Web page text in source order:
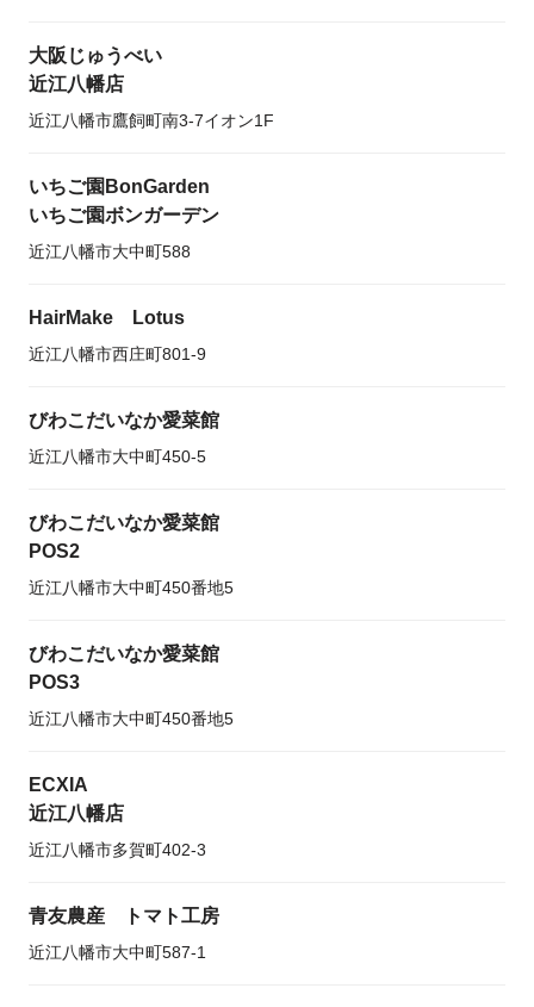
大阪じゅうべい
近江八幡店
近江八幡市鷹飼町南3-7イオン1F
いちご園BonGarden
いちご園ボンガーデン
近江八幡市大中町588
HairMake Lotus
近江八幡市西庄町801-9
びわこだいなか愛菜館
近江八幡市大中町450-5
びわこだいなか愛菜館
POS2
近江八幡市大中町450番地5
びわこだいなか愛菜館
POS3
近江八幡市大中町450番地5
ECXIA
近江八幡店
近江八幡市多賀町402-3
青友農産 トマト工房
近江八幡市大中町587-1